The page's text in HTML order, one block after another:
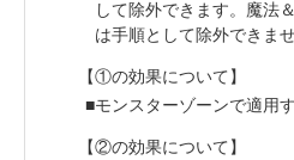
して除外できます。魔法
は手順として除外できませ
【①の効果について】
モンスターゾーンで適用
【②の効果について】